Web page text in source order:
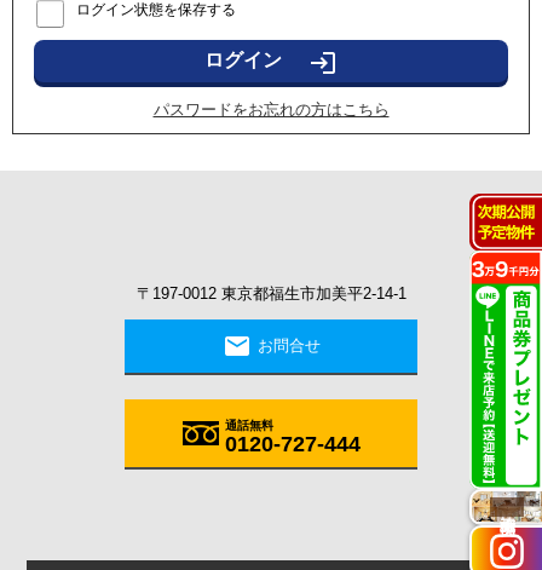
ログイン状態を保存する
login
パスワードをお忘れの方はこちら
〒197-0012 東京都福生市加美平2-14-1
mail お問合せ
通話無料
0120-727-444
施工実例